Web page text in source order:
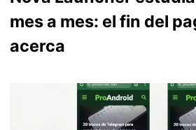
mes a mes: el fin del
acerca